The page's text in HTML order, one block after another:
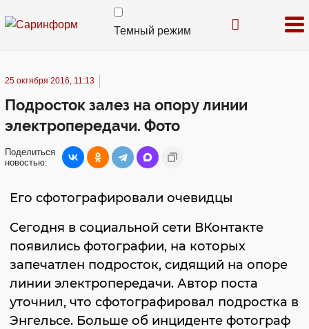
Темный режим
25 октября 2016, 11:13
Подросток залез на опору линии
электропередачи. Фото
Поделиться
новостью:
Его сфотографировали очевидцы
Сегодня в социальной сети ВКонтакте
появились фотографии, на которых
запечатлен подросток, сидящий на опоре
линии электропередачи. Автор поста
уточнил, что сфотографировал подростка в
Энгельсе. Больше об инциденте фотограф